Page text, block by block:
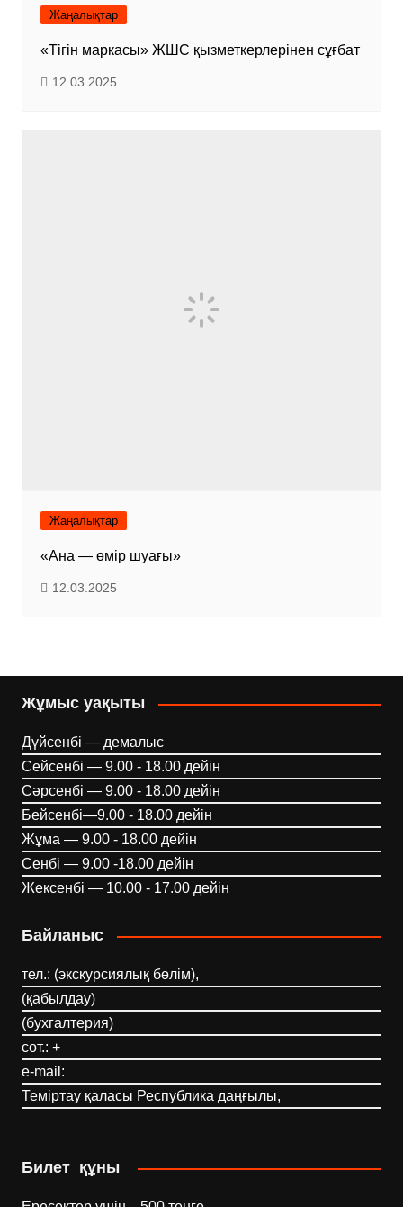
Жаңалықтар
«Тігін маркасы» ЖШС қызметкерлерінен сұғбат
12.03.2025
Жаңалықтар
«Ана — өмір шуағы»
12.03.2025
Жұмыс уақыты
Дүйсенбі — демалыс
Сейсенбі — 9.00 - 18.00 дейін
Сәрсенбі — 9.00 - 18.00 дейін
Бейсенбі—9.00 - 18.00 дейін
Жұма — 9.00 - 18.00 дейін
Сенбі — 9.00 -18.00 дейін
Жексенбі — 10.00 - 17.00 дейін
Байланыс
тел.: (экскурсиялық бөлім),
(қабылдау)
(бухгалтерия)
сот.: +
e-mail:
Теміртау қаласы Республика даңғылы,
Билет құны